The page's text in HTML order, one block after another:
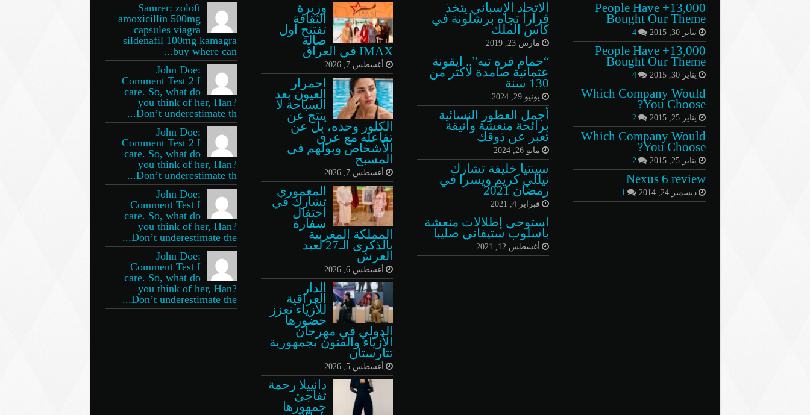
13,000+ People Have
Bought Our Theme
يناير 30, 2015 4
13,000+ People Have
Bought Our Theme
يناير 30, 2015 4
Which Company Would
You Choose?
يناير 25, 2015 2
Which Company Would
You Choose?
يناير 25, 2015 2
Nexus 6 review
ديسمبر 24, 2014 1
الاتحاد الإسباني يتخذ
قراراً تجاه برشلونة في
كأس الملك
مارس 23, 2019
“حمام قره تبه”.. ايقونة
عثمانية صامدة لاكثر من
130 سنة
يونيو 29, 2024
أجمل العطور النسائية
برائحة منعشة وأنيقة
تعبر عن ذوقك
مايو 26, 2024
سينتيا خليفة تشارك
نيللي كريم ويسرا في
رمضان 2021
فبراير 4, 2021
استوحي إطلالات منعشة
بأسلوب ستيفاني صليبا
أغسطس 12, 2021
وزيرة
الثقافة
تفتتح أول
صالة
IMAX في العراق
أغسطس 7, 2026
احمرار
العيون بعد
السباحة لا
ينتج عن
الكلور وحده، بل عن
تفاعله مع عرق
الأشخاص وبولهم في
المسبح
أغسطس 7, 2026
المعموري
تشارك في
احتفال
سفارة
المملكة المغربية
بالذكرى الـ27 لعيد
العرش
أغسطس 6, 2026
الدار
العراقية
للأزياء تعزز
حضورها
الدولي في مهرجان
الأزياء والفنون بجمهورية
تتارستان
أغسطس 5, 2026
دانييلا رحمة
تفاجئ
جمهورها
Samrer: zoloft
amoxicillin 500mg
capsules viagra
sildenafil 100mg kamagra
buy where can...
John Doe:
Comment Test 2 I
care. So, what do
you think of her, Han?
Don’t underestimate th...
John Doe:
Comment Test 2 I
care. So, what do
you think of her, Han?
Don’t underestimate th...
John Doe:
Comment Test I
care. So, what do
you think of her, Han?
Don’t underestimate the...
John Doe:
Comment Test I
care. So, what do
you think of her, Han?
Don’t underestimate the...